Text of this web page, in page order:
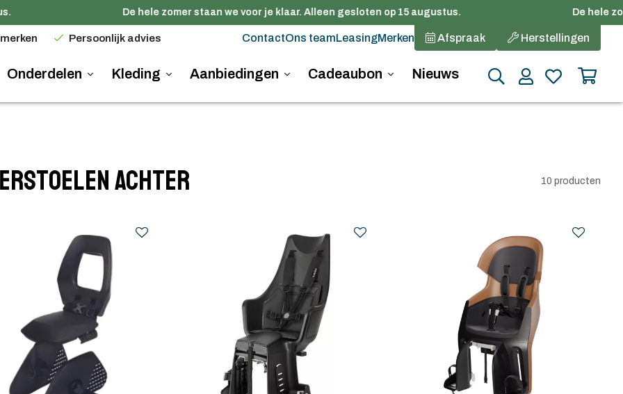
De hele zomer staan we voor je klaar. Alleen gesloten op 15 augustus. De hele
Persoonlijk advies ContactOns teamLeasingMerken Afspraak Herstellingen
Onderdelen Kleding Aanbiedingen Cadeaubon Nieuws
achter 10 producten